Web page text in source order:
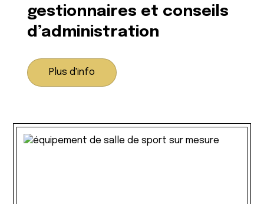
gestionnaires et conseils
d’administration
Plus d'info